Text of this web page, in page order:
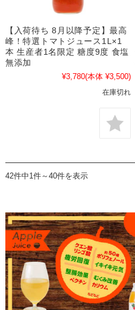
【入荷待ち 8月以降予定】最高
峰！特選トマトジュース1L×1
本 生産者1名限定 糖度9度 食塩
無添加
¥3,780(本体 ¥3,500)
在庫切れ
42件中1件～40件を表示